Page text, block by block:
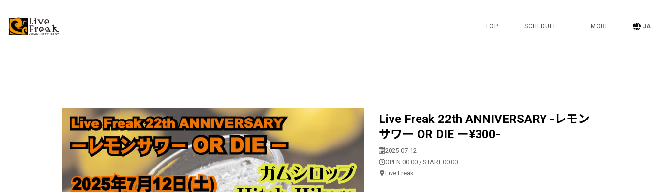
TOP SCHEDULE MORE JA
Live Freak 22th ANNIVERSARY -レモン
サワー OR DIE ー¥300-
2025-07-12
OPEN 00:00 / START 00:00
Live Freak